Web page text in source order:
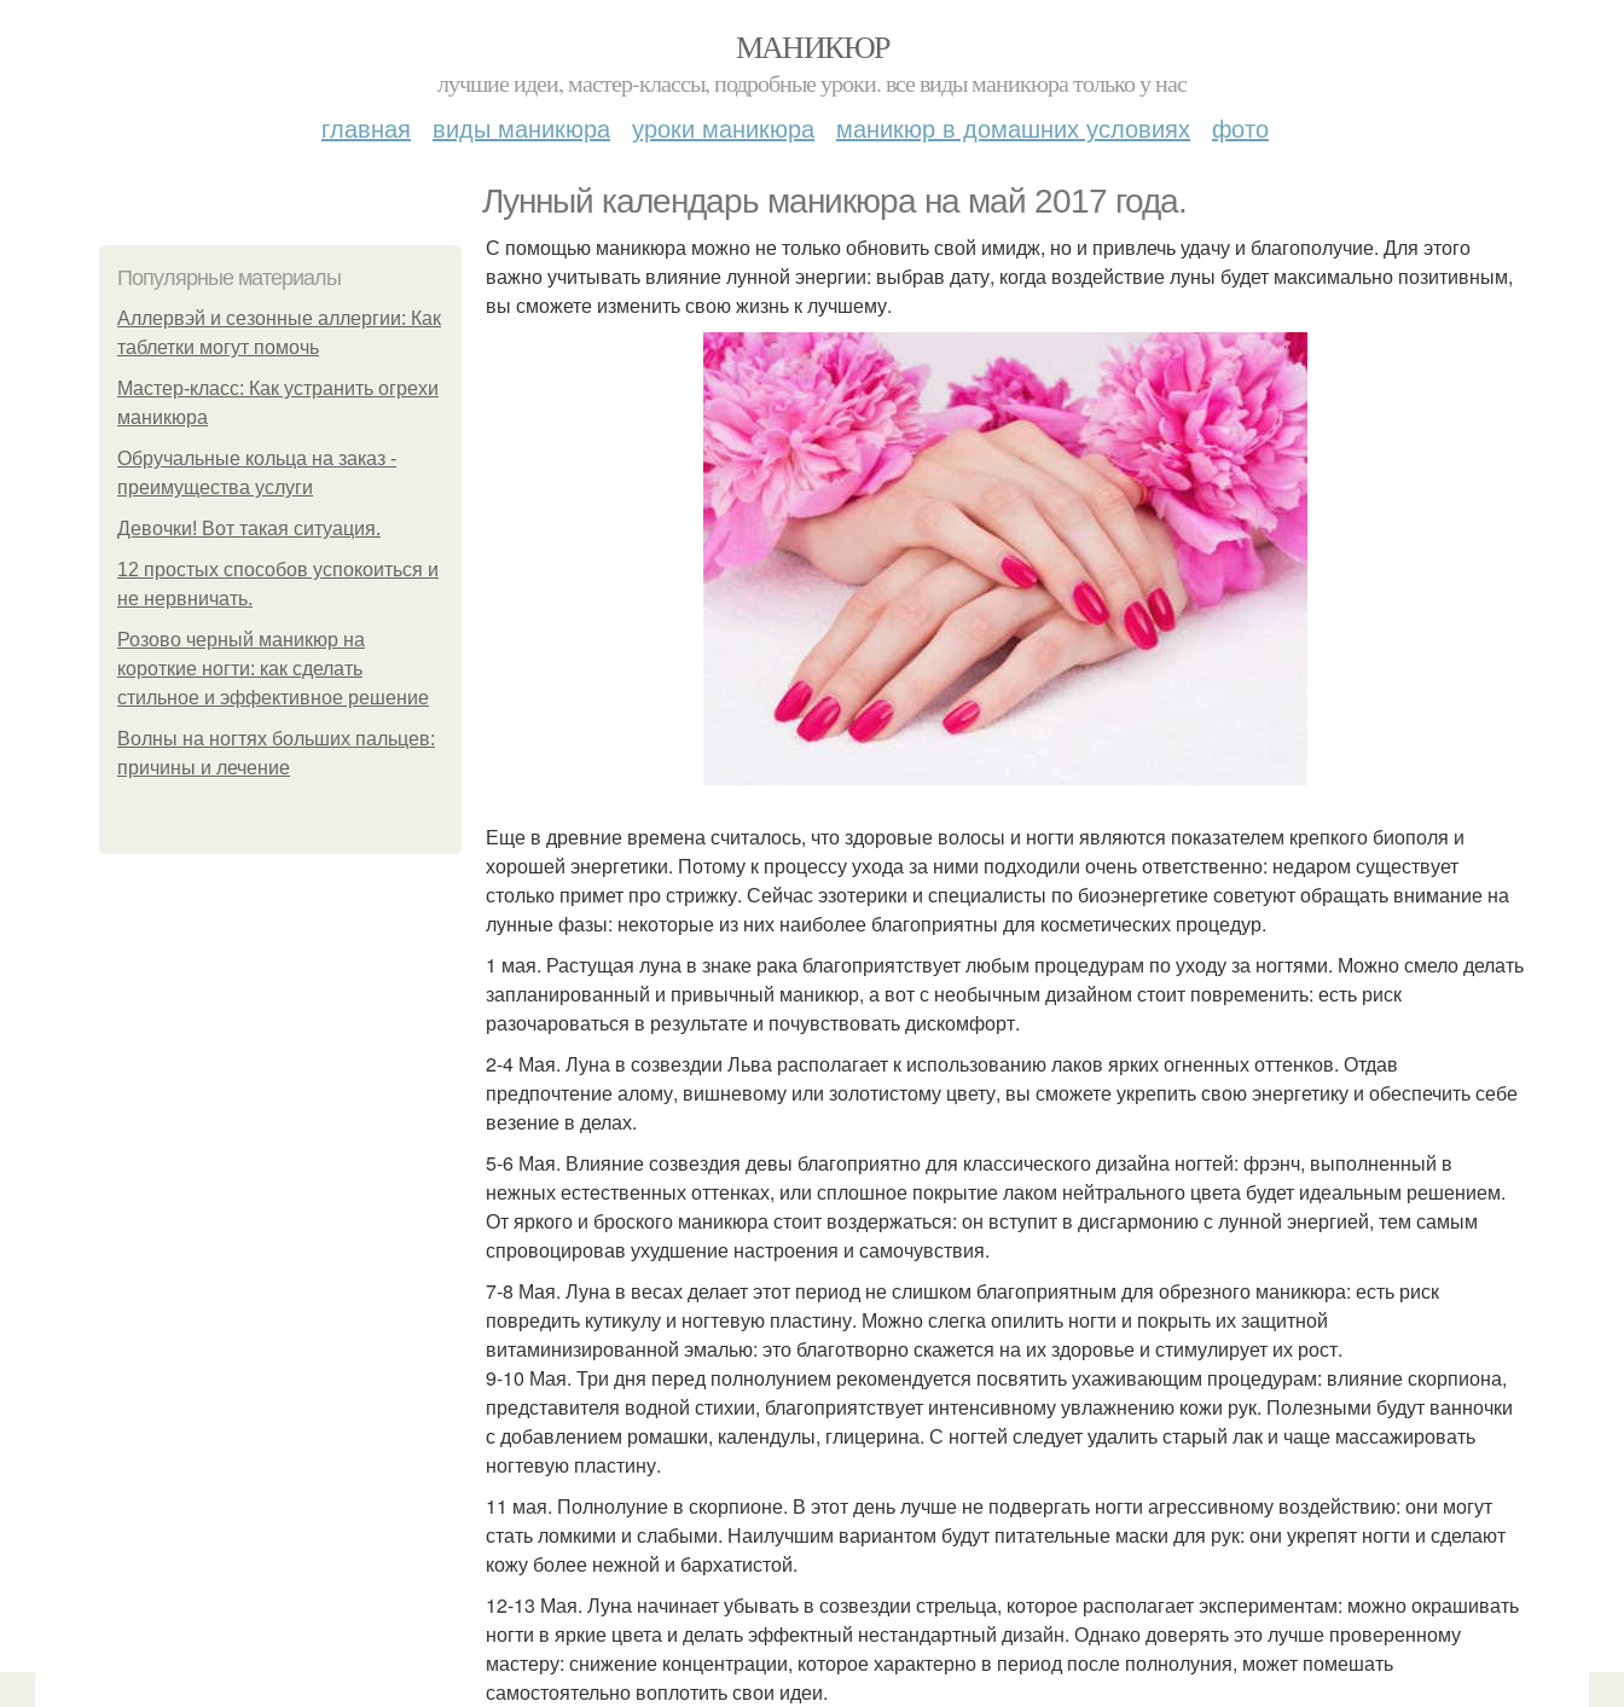
МАНИКЮР
лучшие идеи, мастер-классы, подробные уроки. все виды маникюра только у нас
главная виды маникюра уроки маникюра маникюр в домашних условиях фото
Лунный календарь маникюра на май 2017 года.
Популярные материалы
Аллервэй и сезонные аллергии: Как
таблетки могут помочь
Мастер-класс: Как устранить огрехи
маникюра
Обручальные кольца на заказ -
преимущества услуги
Девочки! Вот такая ситуация.
12 простых способов успокоиться и
не нервничать.
Розово черный маникюр на
короткие ногти: как сделать
стильное и эффективное решение
Волны на ногтях больших пальцев:
причины и лечение
С помощью маникюра можно не только обновить свой имидж, но и привлечь удачу и благополучие. Для этого
важно учитывать влияние лунной энергии: выбрав дату, когда воздействие луны будет максимально позитивным,
вы сможете изменить свою жизнь к лучшему.
Еще в древние времена считалось, что здоровые волосы и ногти являются показателем крепкого биополя и
хорошей энергетики. Потому к процессу ухода за ними подходили очень ответственно: недаром существует
столько примет про стрижку. Сейчас эзотерики и специалисты по биоэнергетике советуют обращать внимание на
лунные фазы: некоторые из них наиболее благоприятны для косметических процедур.
1 мая. Растущая луна в знаке рака благоприятствует любым процедурам по уходу за ногтями. Можно смело делать
запланированный и привычный маникюр, а вот с необычным дизайном стоит повременить: есть риск
разочароваться в результате и почувствовать дискомфорт.
2-4 Мая. Луна в созвездии Льва располагает к использованию лаков ярких огненных оттенков. Отдав
предпочтение алому, вишневому или золотистому цвету, вы сможете укрепить свою энергетику и обеспечить себе
везение в делах.
5-6 Мая. Влияние созвездия девы благоприятно для классического дизайна ногтей: фрэнч, выполненный в
нежных естественных оттенках, или сплошное покрытие лаком нейтрального цвета будет идеальным решением.
От яркого и броского маникюра стоит воздержаться: он вступит в дисгармонию с лунной энергией, тем самым
спровоцировав ухудшение настроения и самочувствия.
7-8 Мая. Луна в весах делает этот период не слишком благоприятным для обрезного маникюра: есть риск
повредить кутикулу и ногтевую пластину. Можно слегка опилить ногти и покрыть их защитной
витаминизированной эмалью: это благотворно скажется на их здоровье и стимулирует их рост.
9-10 Мая. Три дня перед полнолунием рекомендуется посвятить ухаживающим процедурам: влияние скорпиона,
представителя водной стихии, благоприятствует интенсивному увлажнению кожи рук. Полезными будут ванночки
с добавлением ромашки, календулы, глицерина. С ногтей следует удалить старый лак и чаще массажировать
ногтевую пластину.
11 мая. Полнолуние в скорпионе. В этот день лучше не подвергать ногти агрессивному воздействию: они могут
стать ломкими и слабыми. Наилучшим вариантом будут питательные маски для рук: они укрепят ногти и сделают
кожу более нежной и бархатистой.
12-13 Мая. Луна начинает убывать в созвездии стрельца, которое располагает экспериментам: можно окрашивать
ногти в яркие цвета и делать эффектный нестандартный дизайн. Однако доверять это лучше проверенному
мастеру: снижение концентрации, которое характерно в период после полнолуния, может помешать
самостоятельно воплотить свои идеи.